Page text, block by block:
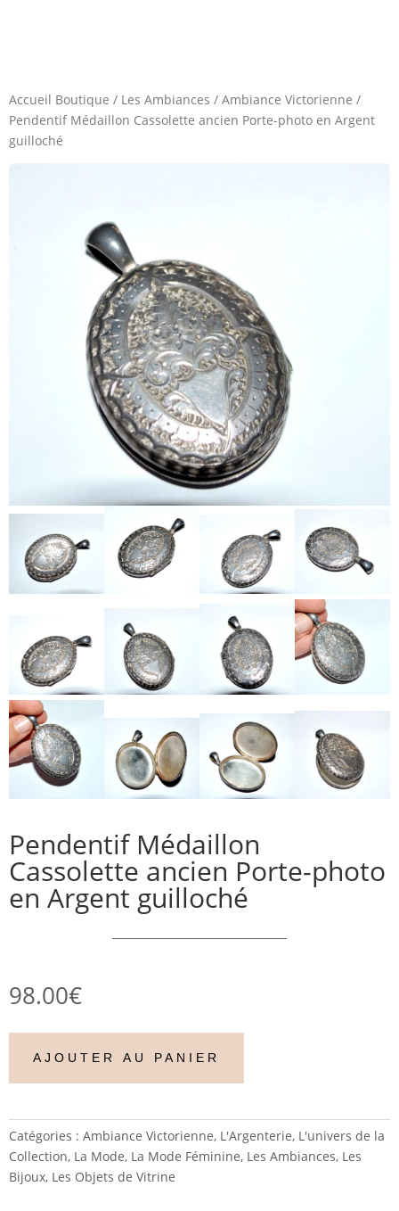
Accueil Boutique / Les Ambiances / Ambiance Victorienne /
Pendentif Médaillon Cassolette ancien Porte-photo en Argent
guilloché
Pendentif Médaillon
Cassolette ancien Porte-photo
en Argent guilloché
98.00€
AJOUTER AU PANIER
Catégories : Ambiance Victorienne, L'Argenterie, L'univers de la
Collection, La Mode, La Mode Féminine, Les Ambiances, Les
Bijoux, Les Objets de Vitrine